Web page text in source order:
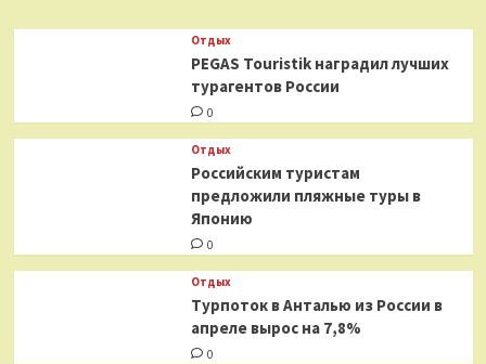
Отдых
PEGAS Touristik наградил лучших
турагентов России
0
Отдых
Российским туристам
предложили пляжные туры в
Японию
0
Отдых
Турпоток в Анталью из России в
апреле вырос на 7,8%
0